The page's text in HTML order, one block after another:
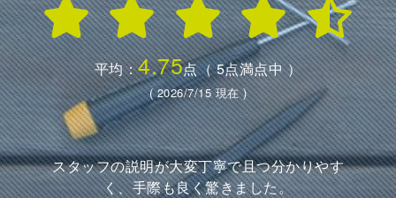
平均：4.75点（ 5点満点中 ）
( 2026/7/15 現在 )
スタッフの説明が大変丁寧で且つ分かりやす
く、手際も良く驚きました。